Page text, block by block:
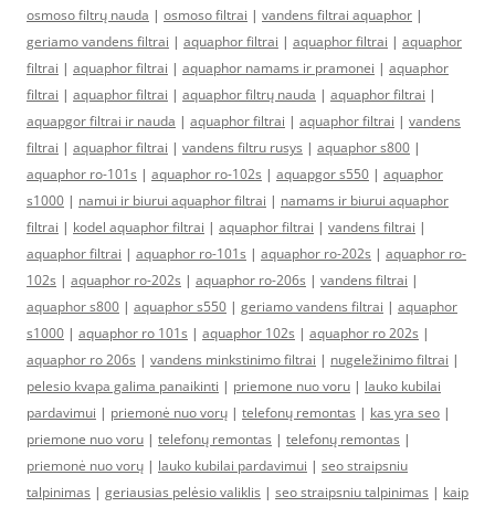
osmoso filtrų nauda | osmoso filtrai | vandens filtrai aquaphor |
geriamo vandens filtrai | aquaphor filtrai | aquaphor filtrai | aquaphor
filtrai | aquaphor filtrai | aquaphor namams ir pramonei | aquaphor
filtrai | aquaphor filtrai | aquaphor filtrų nauda | aquaphor filtrai |
aquapgor filtrai ir nauda | aquaphor filtrai | aquaphor filtrai | vandens
filtrai | aquaphor filtrai | vandens filtru rusys | aquaphor s800 |
aquaphor ro-101s | aquaphor ro-102s | aquapgor s550 | aquaphor
s1000 | namui ir biurui aquaphor filtrai | namams ir biurui aquaphor
filtrai | kodel aquaphor filtrai | aquaphor filtrai | vandens filtrai |
aquaphor filtrai | aquaphor ro-101s | aquaphor ro-202s | aquaphor ro-
102s | aquaphor ro-202s | aquaphor ro-206s | vandens filtrai |
aquaphor s800 | aquaphor s550 | geriamo vandens filtrai | aquaphor
s1000 | aquaphor ro 101s | aquaphor 102s | aquaphor ro 202s |
aquaphor ro 206s | vandens minkstinimo filtrai | nugeležinimo filtrai |
pelesio kvapa galima panaikinti | priemone nuo voru | lauko kubilai
pardavimui | priemonė nuo vorų | telefonų remontas | kas yra seo |
priemone nuo voru | telefonų remontas | telefonų remontas |
priemonė nuo vorų | lauko kubilai pardavimui | seo straipsniu
talpinimas | geriausias pelėsio valiklis | seo straipsniu talpinimas | kaip